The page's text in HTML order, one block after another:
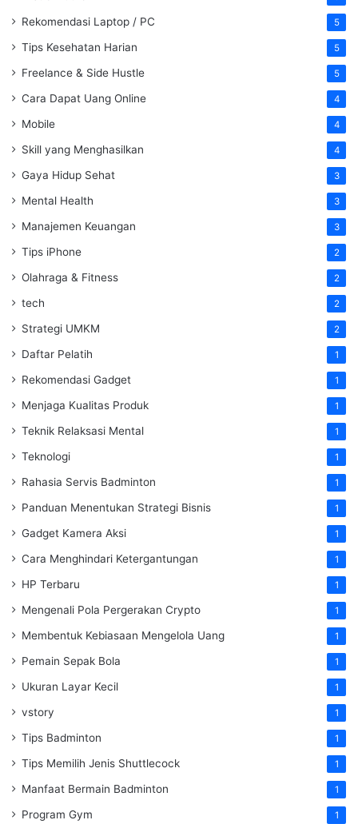
Rekomendasi Laptop / PC 5
Tips Kesehatan Harian 5
Freelance & Side Hustle 5
Cara Dapat Uang Online 4
Mobile 4
Skill yang Menghasilkan 4
Gaya Hidup Sehat 3
Mental Health 3
Manajemen Keuangan 3
Tips iPhone 2
Olahraga & Fitness 2
tech 2
Strategi UMKM 2
Daftar Pelatih 1
Rekomendasi Gadget 1
Menjaga Kualitas Produk 1
Teknik Relaksasi Mental 1
Teknologi 1
Rahasia Servis Badminton 1
Panduan Menentukan Strategi Bisnis 1
Gadget Kamera Aksi 1
Cara Menghindari Ketergantungan 1
HP Terbaru 1
Mengenali Pola Pergerakan Crypto 1
Membentuk Kebiasaan Mengelola Uang 1
Pemain Sepak Bola 1
Ukuran Layar Kecil 1
vstory 1
Tips Badminton 1
Tips Memilih Jenis Shuttlecock 1
Manfaat Bermain Badminton 1
Program Gym 1